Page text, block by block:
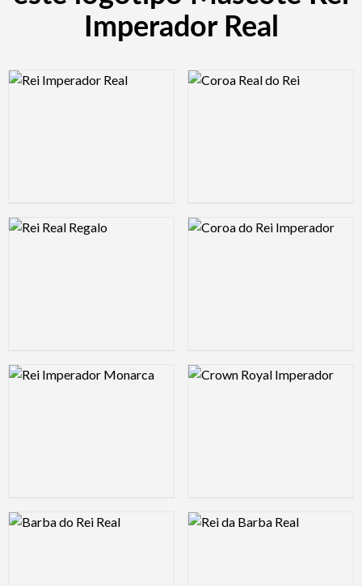
Imperador Real
Logo Preview Image Logo Preview Image
Logo Preview Image Logo Preview Image
Logo Preview Image Logo Preview Image
Logo Preview Image Logo Preview Image